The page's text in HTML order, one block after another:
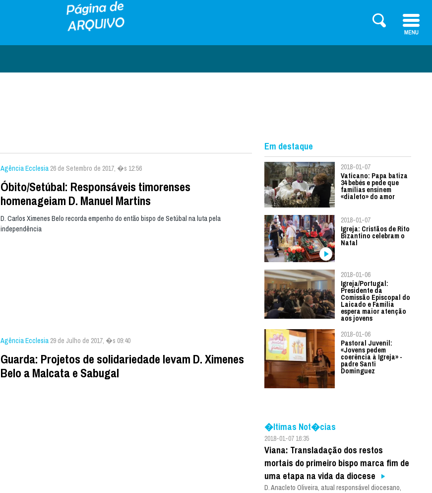
Agência Ecclesia 26 de Setembro de 2017, �s 12:56
Óbito/Setúbal: Responsáveis timorenses
homenageiam D. Manuel Martins
D. Carlos Ximenes Belo recorda empenho do então bispo de Setúbal na luta pela
independência
Agência Ecclesia 29 de Julho de 2017, �s 09:40
Guarda: Projetos de solidariedade levam D. Ximenes
Belo a Malcata e Sabugal
Em destaque
2018-01-07
Vaticano: Papa batiza
34 bebés e pede que
famílias ensinem
«dialeto» do amor
2018-01-07
Igreja: Cristãos de Rito
Bizantino celebram o
Natal
2018-01-06
Igreja/Portugal:
Presidente da
Comissão Episcopal do
Laicado e Família
espera maior atenção
aos jovens
2018-01-06
Pastoral Juvenil:
«Jovens pedem
coerência à Igreja» -
padre Santi
Dominguez
�ltimas Not�cias
2018-01-07 16:35
Viana: Transladação dos restos
mortais do primeiro bispo marca fim de
uma etapa na vida da diocese
D. Anacleto Oliveira, atual responsável diocesano,